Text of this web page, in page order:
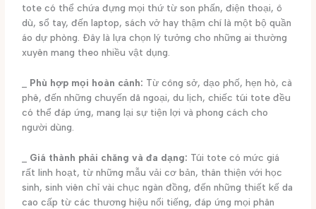
tote có thể chứa đựng mọi thứ từ son phấn, điện thoại, ô
dù, sổ tay, đến laptop, sách vở hay thậm chí là một bộ quần
áo dự phòng. Đây là lựa chọn lý tưởng cho những ai thường
xuyên mang theo nhiều vật dụng.
Phù hợp mọi hoàn cảnh: Từ công sở, dạo phố, hẹn hò, cà
phê, đến những chuyến dã ngoại, du lịch, chiếc túi tote đều
có thể đáp ứng, mang lại sự tiện lợi và phong cách cho
người dùng.
Giá thành phải chăng và đa dạng: Túi tote có mức giá
rất linh hoạt, từ những mẫu vải cơ bản, thân thiện với học
sinh, sinh viên chỉ vài chục ngàn đồng, đến những thiết kế da
cao cấp từ các thương hiệu nổi tiếng, đáp ứng mọi phân